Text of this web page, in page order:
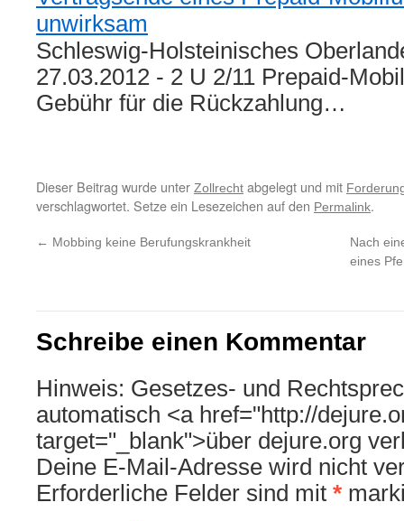
unwirksam
Schleswig-Holsteinisches
27.03.2012 - 2 U 2/11 Prepaid-
Gebühr für die Rückzahlung…
Dieser Beitrag wurde unter Zollrecht abgelegt und mit
verschlagwortet. Setze ein Lesezeichen auf den Permalink.
← Mobbing keine Berufungskrankheit
Nach
eines
Schreibe einen Kommentar
Hinweis: Gesetzes- und
automatisch <a href="http://
target="_blank">über dejure.org
Deine E-Mail-Adresse wird nicht
Erforderliche Felder sind mit *